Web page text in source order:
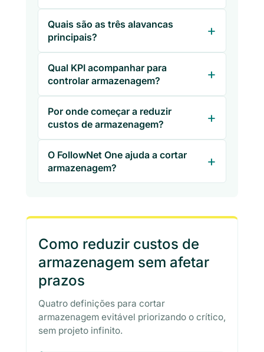
Quais são as três alavancas
principais?
Qual KPI acompanhar para
controlar armazenagem?
Por onde começar a reduzir
custos de armazenagem?
O FollowNet One ajuda a cortar
armazenagem?
Como reduzir custos de
armazenagem sem afetar
prazos
Quatro definições para cortar
armazenagem evitável priorizando o crítico,
sem projeto infinito.